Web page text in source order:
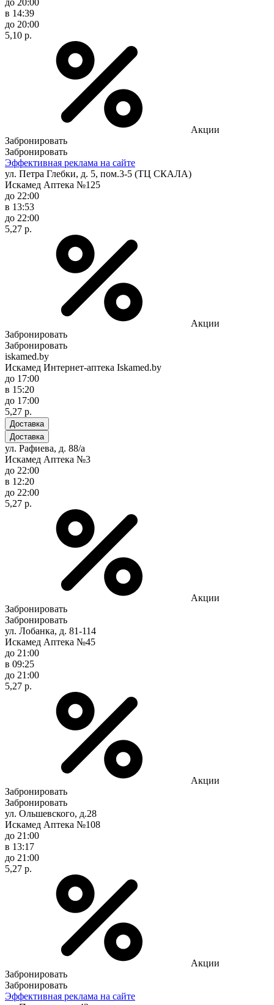
в 14:39
до 20:00
5,10 р.
Акции
Забронировать
Забронировать
Эффективная реклама на сайте
ул. Петра Глебки, д. 5, пом.3-5 (ТЦ СКАЛА)
Искамед Аптека №125
до 22:00
в 13:53
до 22:00
5,27 р.
Акции
Забронировать
Забронировать
iskamed.by
Искамед Интернет-аптека Iskamed.by
до 17:00
в 15:20
до 17:00
5,27 р.
Доставка
Доставка
ул. Рафиева, д. 88/а
Искамед Аптека №3
до 22:00
в 12:20
до 22:00
5,27 р.
Акции
Забронировать
Забронировать
ул. Лобанка, д. 81-114
Искамед Аптека №45
до 21:00
в 09:25
до 21:00
5,27 р.
Акции
Забронировать
Забронировать
ул. Ольшевского, д.28
Искамед Аптека №108
до 21:00
в 13:17
до 21:00
5,27 р.
Акции
Забронировать
Забронировать
Эффективная реклама на сайте